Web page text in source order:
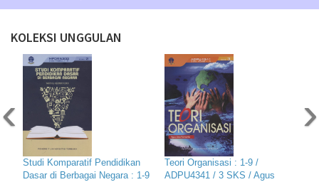
KOLEKSI UNGGULAN
Studi Komparatif Pendidikan
Dasar di Berbagai Negara : 1-9
Teori Organisasi : 1-9 /
ADPU4341 / 3 SKS / Agus
‹ ›